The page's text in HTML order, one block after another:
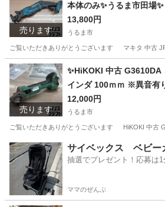
売ります
本体のみ✨うるま市田場✨
13,800円
うるま市
ご覧いただきありがとうございます マキタ 中古
沖縄 うるま市 レシプロソー
売ります
✨HiKOKI 中古 G3610DA
インダ 100ｍｍ ※異音有
12,000円
うるま市
ご覧いただきありがとうございます HiKOKI 中古
沖縄 うるま市 その他 異音
サイベックス ベビ
抽選でプレゼント！応募は1
ママのぜんぶ